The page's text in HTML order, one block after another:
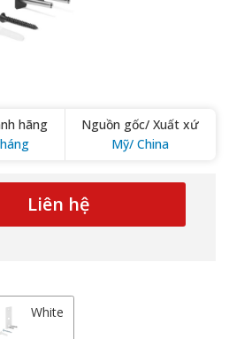
hãng
Nguồn gốc/ Xuất xứ
Mỹ/ China
Liên hệ
White